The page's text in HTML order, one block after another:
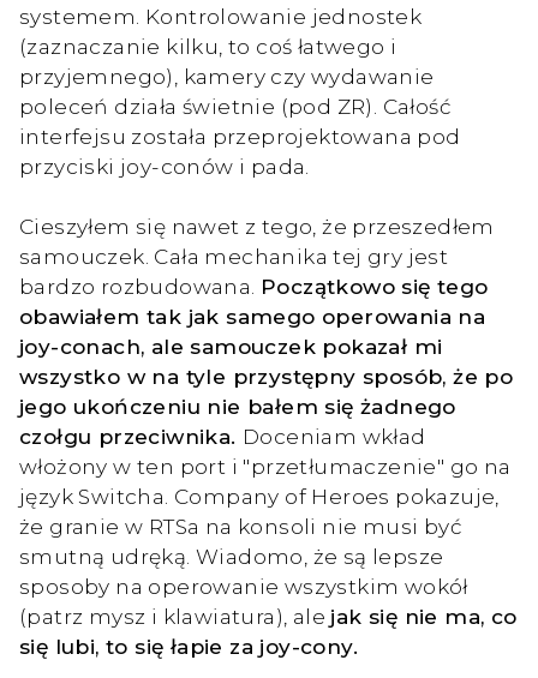
systemem. Kontrolowanie jednostek
(zaznaczanie kilku, to coś łatwego i
przyjemnego), kamery czy wydawanie
poleceń działa świetnie (pod ZR). Całość
interfejsu została przeprojektowana pod
przyciski joy-conów i pada.
Cieszyłem się nawet z tego, że przeszedłem
samouczek. Cała mechanika tej gry jest
bardzo rozbudowana. Początkowo się tego
obawiałem tak jak samego operowania na
joy-conach, ale samouczek pokazał mi
wszystko w na tyle przystępny sposób, że po
jego ukończeniu nie bałem się żadnego
czołgu przeciwnika. Doceniam wkład
włożony w ten port i "przetłumaczenie" go na
język Switcha. Company of Heroes pokazuje,
że granie w RTSa na konsoli nie musi być
smutną udręką. Wiadomo, że są lepsze
sposoby na operowanie wszystkim wokół
(patrz mysz i klawiatura), ale jak się nie ma, co
się lubi, to się łapie za joy-cony.